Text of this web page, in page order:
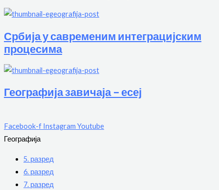
Србија у савременим интеграцијским
процесима
Географија завичаја – есеј
Facebook-f Instagram Youtube
Географија
5. разред
6. разред
7. разред